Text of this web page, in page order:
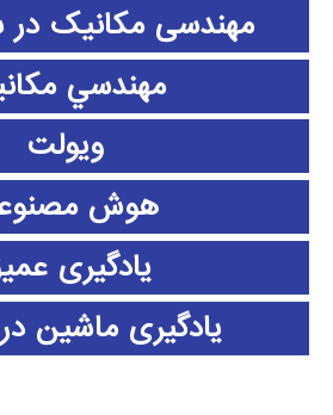
مهندسی مکانیک در
مهندسي
ویولت
هوش
یادگیری
یادگیری ماشین